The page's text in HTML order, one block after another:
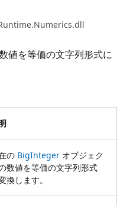
値を等価の文字列形式に
の BigInteger オブジェク
数値を等価の文字列形式
換します。